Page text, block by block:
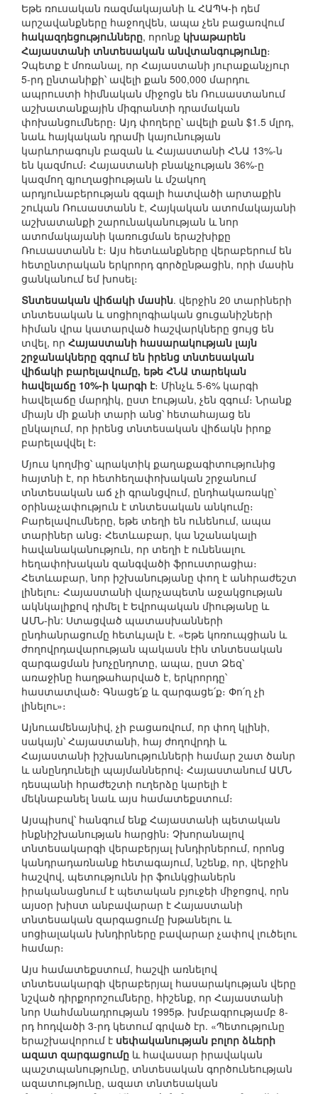
Եթե ռուսական ռազմակայանի և ՀԱՊԿ-ի դեմ
արշավանքները հաջողվեն, ապա չեն բացառվում
հակազդեցությունները, որոնք կխաթարեն
Հայաստանի տնտեսական անվտանգությունը։
Չպետք է մոռանալ, որ Հայաստանի յուրաքանչյուր
5-րդ ընտանիքի՝ ավելի քան 500,000 մարդու
ապրուստի հիմնական միջոցն են Ռուսաստանում
աշխատանքային միգրանտի դրամական
փոխանցումները։ Այդ փողերը՝ ավելի քան $1.5 մլրդ,
նաև հայկական դրամի կայունության
կարևորագույն բազան և Հայաստանի ՀՆԱ 13%-ն
են կազմում։ Հայաստանի բնակչության 36%-ը
կազմող գյուղացիության և մշակող
արդյունաբերության զգալի հատվածի արտաքին
շուկան Ռուսաստանն է, Հայկական ատոմակայանի
աշխատանքի շարունականության և նոր
ատոմակայանի կառուցման երաշխիքը
Ռուսաստանն է։ Այս հետևանքները վերաբերում են
հետընտրական երկրորդ գործընթացին, որի մասին
ցանկանում եմ խոսել։
Տնտեսական վիճակի մասին. վերջին 20 տարիների
տնտեսական և սոցիոլոգիական ցուցանիշների
հիման վրա կատարված հաշվարկները ցույց են
տվել, որ Հայաստանի հասարակության լայն
շրջանակները զգում են իրենց տնտեսական
վիճակի բարելավումը, եթե ՀՆԱ տարեկան
հավելաճը 10%-ի կարգի է։ Մինչև 5-6% կարգի
հավելաճը մարդիկ, ըստ էության, չեն զգում։ Նրանք
միայն մի քանի տարի անց՝ հետահայաց են
ընկալում, որ իրենց տնտեսական վիճակն իրոք
բարելավվել է։
Մյուս կողմից՝ պրակտիկ քաղաքագիտությունից
հայտնի է, որ հետհեղափոխական շրջանում
տնտեսական աճ չի գրանցվում, ընդհակառակը՝
օրինաչափություն է տնտեսական անկումը։
Բարելավումները, եթե տեղի են ունենում, ապա
տարիներ անց։ Հետևաբար, կա նշանակալի
հավանականություն, որ տեղի է ունենալու
հեղափոխական զանգվածի ֆրուստրացիա։
Հետևաբար, նոր իշխանությանը փող է անհրաժեշտ
լինելու։ Հայաստանի վարչապետն աջակցության
ակնկալիքով դիմել է Եվրոպական միությանը և
ԱՄՆ-ին: Ստացված պատասխանների
ընդհանրացումը հետևյալն է. «Եթե կոռուպցիան և
ժողովրդավարության պակասն էին տնտեսական
զարգացման խոչընդոտը, ապա, ըստ Ձեզ՝
առաջինը հաղթահարված է, երկրորդը՝
հաստատված։ Գնացե՛ք և զարգացե՛ք։ Փո՛ղ չի
լինելու»։
Այնուամենայնիվ, չի բացառվում, որ փող կլինի,
սակայն՝ Հայաստանի, հայ ժողովրդի և
Հայաստանի իշխանությունների համար շատ ծանր
և անընդունելի պայմաններով։ Հայաստանում ԱՄՆ
դեսպանի հրաժեշտի ուղերձը կարելի է
մեկնաբանել նաև այս համատեքստում։
Այսպիսով՝ հանգում ենք Հայաստանի պետական
ինքնիշխանության հարցին։ Չխորանալով
տնտեսակարգի վերաբերյալ խնդիրներում, որոնց
կանդրադառնանք հետագայում, նշենք, որ, վերջին
հաշվով, պետությունն իր ֆունկցիաներն
իրականացնում է պետական բյուջեի միջոցով, որն
այսօր խիստ անբավարար է Հայաստանի
տնտեսական զարգացումը խթանելու և
սոցիալական խնդիրները բավարար չափով լուծելու
համար։
Այս համատեքստում, հաշվի առնելով
տնտեսակարգի վերաբերյալ հասարակության վերը
նշված դիրքորոշումները, հիշենք, որ Հայաստանի
նոր Սահմանադրության 1995թ. խմբագրությամբ 8-
րդ հոդվածի 3-րդ կետում գրված էր. «Պետությունը
երաշխավորում է սեփականության բոլոր ձևերի
ազատ զարգացումը և հավասար իրավական
պաշտպանությունը, տնտեսական գործունեության
ազատությունը, ազատ տնտեսական